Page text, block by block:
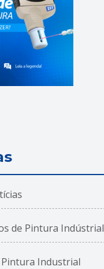
de Pintura Indústrial
Industrial